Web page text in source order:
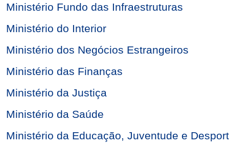
Ministério Fundo das Infraestruturas
Ministério do Interior
Ministério dos Negócios Estrangeiros
Ministério das Finanças
Ministério da Justiça
Ministério da Saúde
Ministério da Educação, Juventude e